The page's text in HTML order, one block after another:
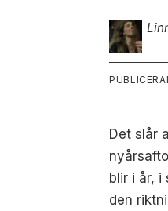
Det slår
blir i år,
den